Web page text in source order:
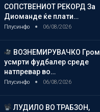
СОПСТВЕНИОТ РЕКОРД За
Диоманде ќе плати…
Плусинфо 06/08/2026
ВОЗНЕМИРУВАЧКО Гром
усмрти фудбалер среде
натпревар во…
Плусинфо 06/08/2026
ЛУДИЛО ВО ТРАБЗОН,